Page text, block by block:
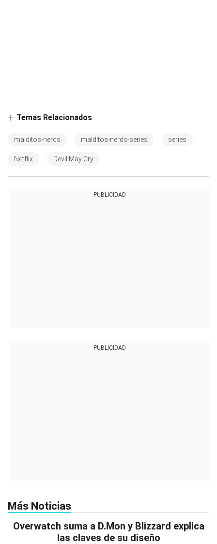
Temas Relacionados
malditos-nerds malditos-nerds-series series
Netflix Devil May Cry
PUBLICIDAD
PUBLICIDAD
Más Noticias
Overwatch suma a D.Mon y Blizzard explica
las claves de su diseño